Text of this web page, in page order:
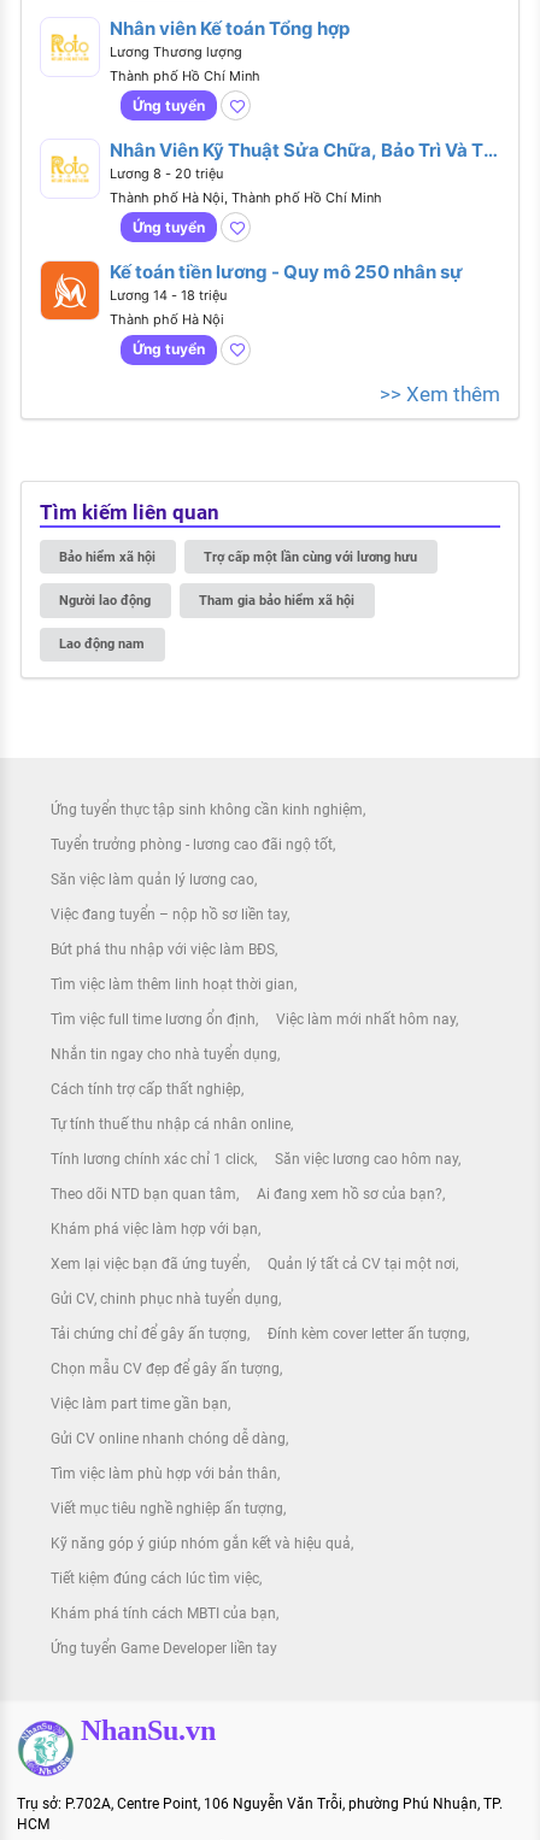
Nhân viên Kế toán Tổng hợp
Lương Thương lượng
Thành phố Hồ Chí Minh
Ứng tuyển
Nhân Viên Kỹ Thuật Sửa Chữa, Bảo Trì Và Thi
Công
Lương 8 - 20 triệu
Thành phố Hà Nội, Thành phố Hồ Chí Minh
Ứng tuyển
Kế toán tiền lương - Quy mô 250 nhân sự
Lương 14 - 18 triệu
Thành phố Hà Nội
Ứng tuyển
>> Xem thêm
Tìm kiếm liên quan
Bảo hiểm xã hội Trợ cấp một lần cùng với lương hưu
Người lao động Tham gia bảo hiểm xã hội
Lao động nam
Ứng tuyển thực tập sinh không cần kinh nghiệm
Tuyển trưởng phòng - lương cao đãi ngộ tốt
Săn việc làm quản lý lương cao
Việc đang tuyển – nộp hồ sơ liền tay
Bứt phá thu nhập với việc làm BĐS
Tìm việc làm thêm linh hoạt thời gian
Tìm việc full time lương ổn định Việc làm mới nhất hôm nay
Nhắn tin ngay cho nhà tuyển dụng
Cách tính trợ cấp thất nghiệp
Tự tính thuế thu nhập cá nhân online
Tính lương chính xác chỉ 1 click Săn việc lương cao hôm nay
Theo dõi NTD bạn quan tâm Ai đang xem hồ sơ của bạn?
Khám phá việc làm hợp với bạn
Xem lại việc bạn đã ứng tuyển Quản lý tất cả CV tại một nơi
Gửi CV, chinh phục nhà tuyển dụng
Tải chứng chỉ để gây ấn tượng Đính kèm cover letter ấn tượng
Chọn mẫu CV đẹp để gây ấn tượng
Việc làm part time gần bạn
Gửi CV online nhanh chóng dễ dàng
Tìm việc làm phù hợp với bản thân
Viết mục tiêu nghề nghiệp ấn tượng
Kỹ năng góp ý giúp nhóm gắn kết và hiệu quả
Tiết kiệm đúng cách lúc tìm việc
Khám phá tính cách MBTI của bạn
Ứng tuyển Game Developer liền tay
NhanSu.vn
Trụ sở: P.702A, Centre Point, 106 Nguyễn Văn Trỗi, phường Phú Nhuận, TP.
HCM